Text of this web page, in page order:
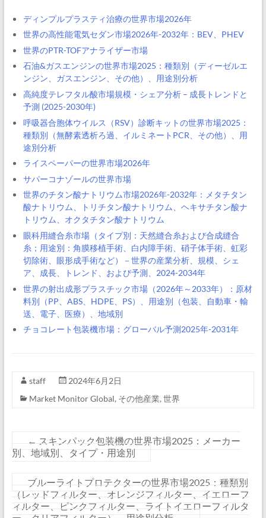
ディンプルプラスティ治療の世界市場2026年
世界の高性能電気セダン市場2026年-2032年：BEV、PHEV
世界のPTR-TOFアナライザー市場
石油&ガスエンジンの世界市場2025：種類別（ディーゼルエ
ンジン、ガスエンジン、その他）、用途別分析
高純度テレフタル酸市場規模・シェア分析 – 成長トレンドと
予測 (2025-2030年)
呼吸器合胞体ウイルス（RSV）診断キットの世界市場2025：
種類別（無酵素透析ろ過、イルミネートPCR、その他）、用
途別分析
ライスペーパーの世界市場2026年
サパーコナゾールの世界市場
世界のチタン酸ナトリウム市場2026年-2032年：メタチタン
酸ナトリウム、トリチタン酸ナトリウム、ヘキサチタン酸ナ
トリウム、オクタチタン酸ナトリウム
眼科用縫合糸市場（タイプ別：天然縫合糸および合成縫合
糸；用途別：角膜移植手術、白内障手術、硝子体手術、虹彩
切除術、眼形成手術など）－世界の産業分析、規模、シェ
ア、成長、トレンド、および予測、2024-2034年
世界の射出成形プラスチック市場（2026年～2033年）：原材
料別（PP、ABS、HDPE、PS）、用途別（包装、自動車・輸
送、電子、医療）、地域別
チョコレート包装機市場：グローバル予測2025年-2031年
staff
2024年6月2日
Market Monitor Global, その他産業, 世界
← スキンパック包装機の世界市場2025：メーカー
別、地域別、タイプ・用途別
ブルーライトプロテクターの世界市場2025：種類別
（レッドフィルター、オレンジフィルター、イエローフ
ィルター、ピンクフィルター、ライトイエローフィルタ